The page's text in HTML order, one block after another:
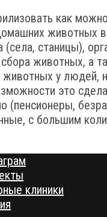
как
животных
(села, станицы),
животных, а
животных у людей,
это
(пенсионеры,
с большим
клиники